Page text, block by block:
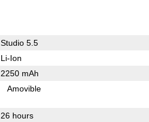
Studio 5.5
Li-Ion
2250 mAh
Amovible
26 hours